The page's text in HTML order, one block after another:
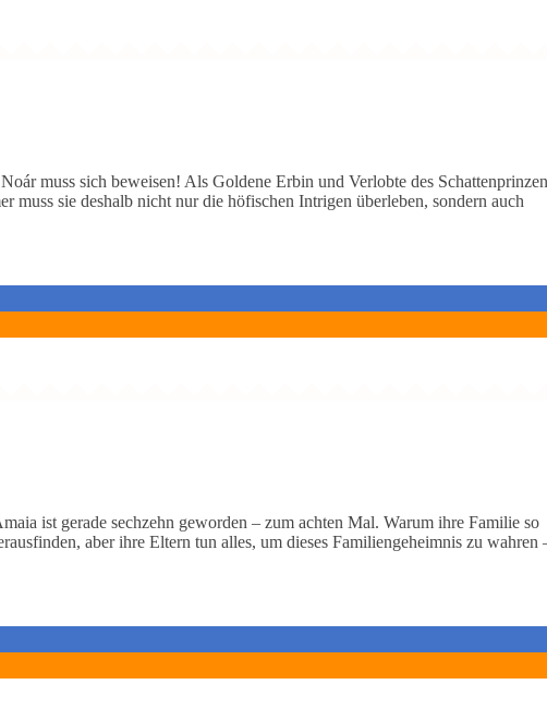
muss sich beweisen! Als Goldene Erbin und Verlobte des Schattenprinzen
sie deshalb nicht nur die höfischen Intrigen überleben, sondern auch
ist gerade sechzehn geworden – zum achten Mal. Warum ihre Familie so
aber ihre Eltern tun alles, um dieses Familiengeheimnis zu wahren